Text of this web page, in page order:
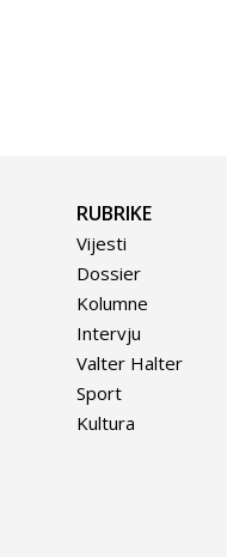
RUBRIKE
Vijesti
Dossier
Kolumne
Intervju
Valter Halter
Sport
Kultura